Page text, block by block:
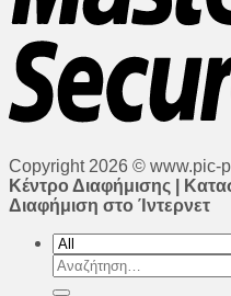
Copyright 2026 © www.pic-
Κέντρο Διαφήμισης |
Διαφήμιση στο Ίντερνετ
Αναζήτηση
για: